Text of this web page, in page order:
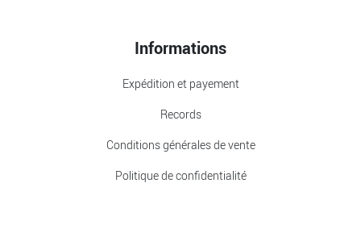
Informations
Expédition et payement
Records
Conditions générales de vente
Politique de confidentialité